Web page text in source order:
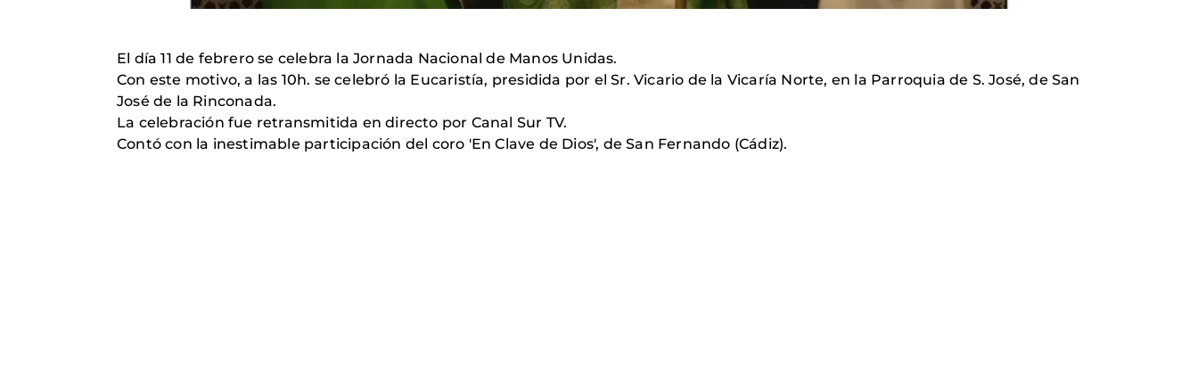
El día 11 de febrero se celebra la Jornada Nacional de Manos Unidas.
Con este motivo, a las 10h. se celebró la Eucaristía, presidida por el Sr. Vicario de la Vicaría Norte, en la Parroquia de S. José, de San
José de la Rinconada.
La celebración fue retransmitida en directo por Canal Sur TV.
Contó con la inestimable participación del coro 'En Clave de Dios', de San Fernando (Cádiz).